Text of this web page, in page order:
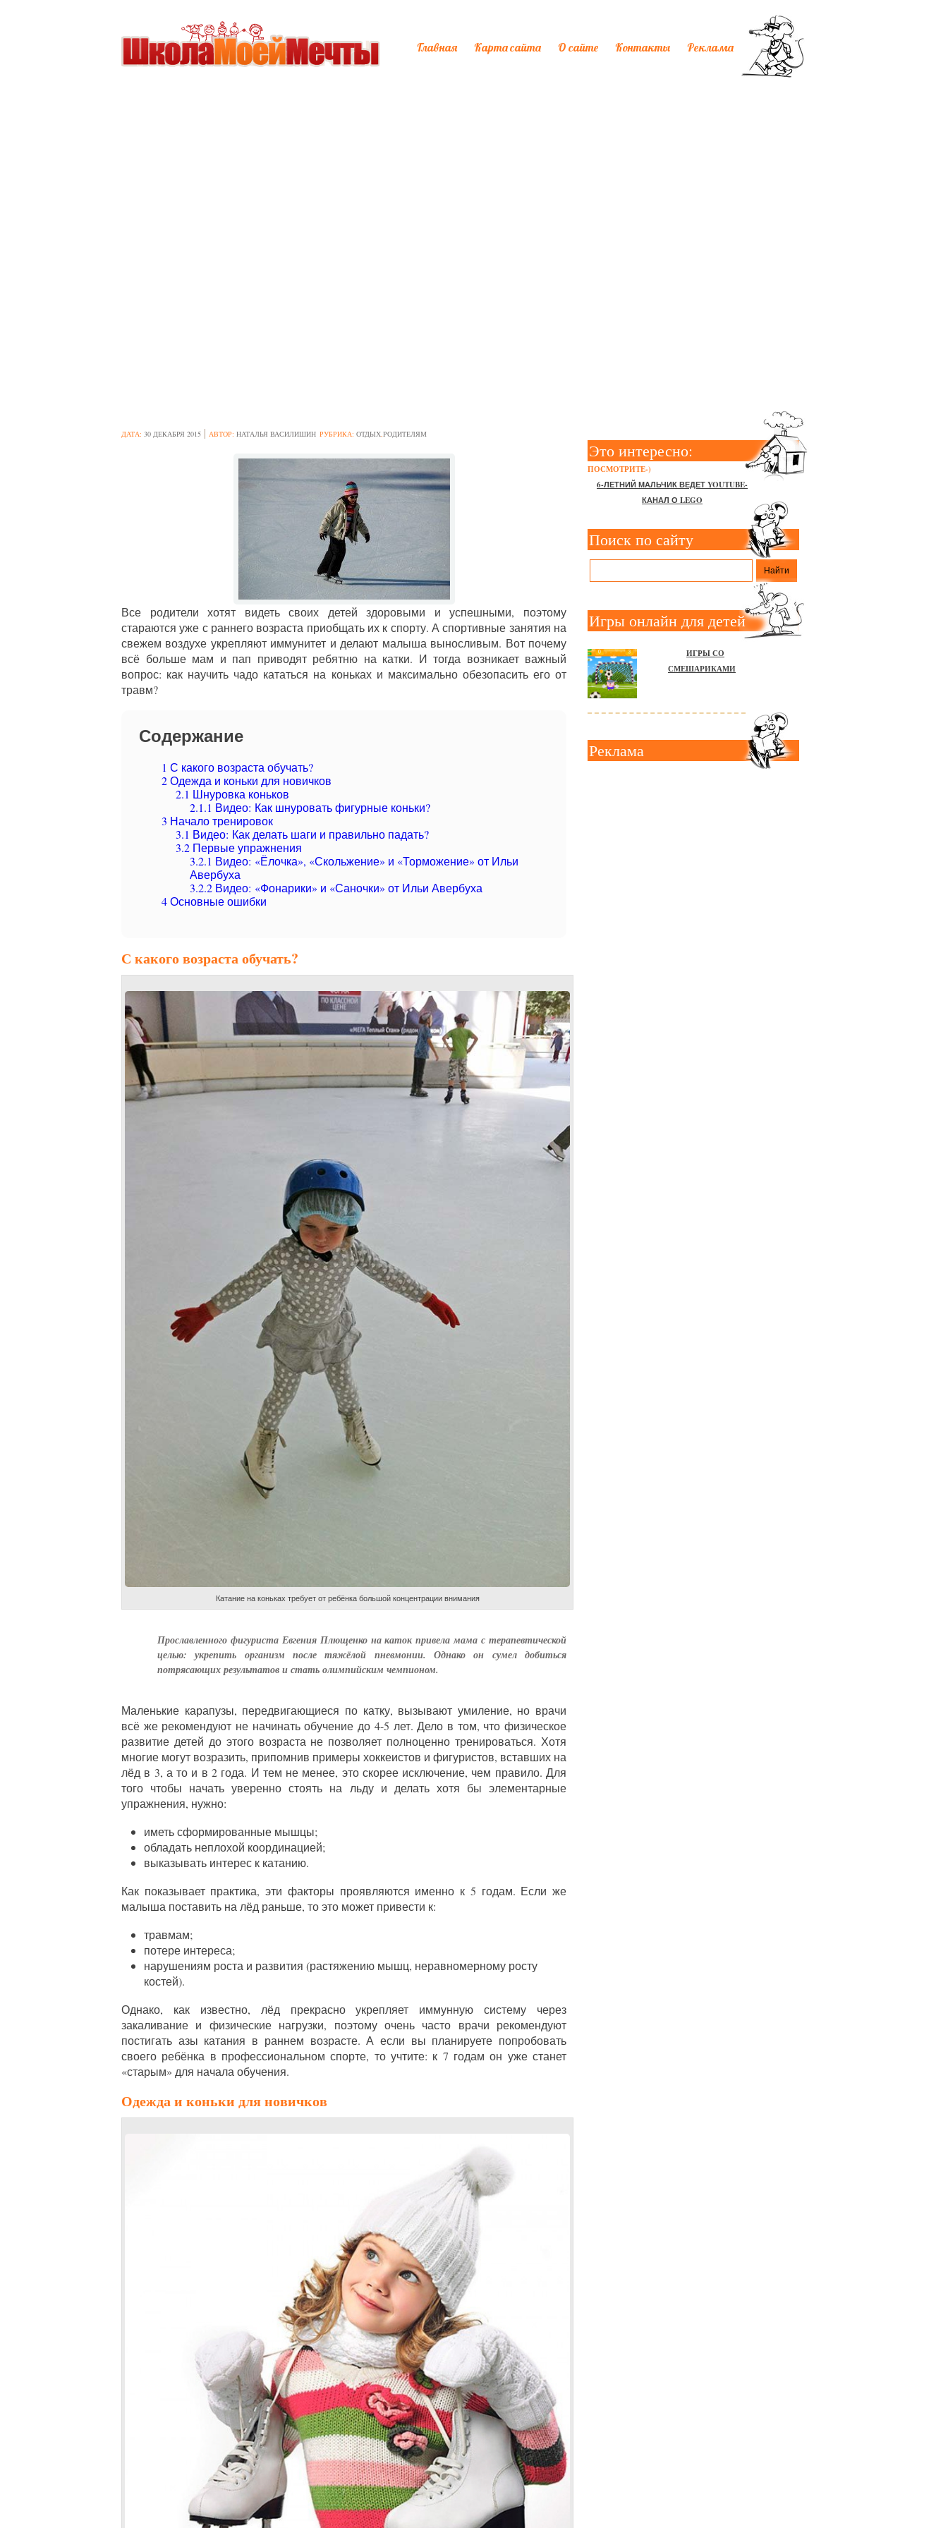
Главная Карта сайта О сайте Контакты Реклама
ДАТА: 30 ДЕКАБРЯ 2015 АВТОР: НАТАЛЬЯ ВАСИЛИШИН РУБРИКА: ОТДЫХ,РОДИТЕЛЯМ
Все родители хотят видеть своих детей здоровыми и успешными, поэтому
стараются уже с раннего возраста приобщать их к спорту. А спортивные занятия на
свежем воздухе укрепляют иммунитет и делают малыша выносливым. Вот почему
всё больше мам и пап приводят ребятню на катки. И тогда возникает важный
вопрос: как научить чадо кататься на коньках и максимально обезопасить его от
травм?
Содержание
1 С какого возраста обучать?
2Одежда и коньки для новичков
2.1 Шнуровка коньков
2.1.1 Видео: Как шнуровать фигурные коньки?
3 Начало тренировок
3.1 Видео: Как делать шаги и правильно падать?
3.2 Первые упражнения
3.2.1 Видео: «Ёлочка», «Скольжение» и «Торможение» от Ильи
Авербуха
3.2.2 Видео: «Фонарики» и «Саночки» от Ильи Авербуха
4Основные ошибки
С какого возраста обучать?
Катание на коньках требует от ребёнка большой концентрации внимания
Прославленного фигуриста Евгения Плющенко на каток привела мама с терапевтической
целью: укрепить организм после тяжёлой пневмонии. Однако он сумел добиться
потрясающих результатов и стать олимпийским чемпионом.
Маленькие карапузы, передвигающиеся по катку, вызывают умиление, но врачи
всё же рекомендуют не начинать обучение до 4-5 лет. Дело в том, что физическое
развитие детей до этого возраста не позволяет полноценно тренироваться. Хотя
многие могут возразить, припомнив примеры хоккеистов и фигуристов, вставших на
лёд в 3, а то и в 2 года. И тем не менее, это скорее исключение, чем правило. Для
того чтобы начать уверенно стоять на льду и делать хотя бы элементарные
упражнения, нужно:
иметь сформированные мышцы;
обладать неплохой координацией;
выказывать интерес к катанию.
Как показывает практика, эти факторы проявляются именно к 5 годам. Если же
малыша поставить на лёд раньше, то это может привести к:
травмам;
потере интереса;
нарушениям роста и развития (растяжению мышц, неравномерному росту
костей).
Однако, как известно, лёд прекрасно укрепляет иммунную систему через
закаливание и физические нагрузки, поэтому очень часто врачи рекомендуют
постигать азы катания в раннем возрасте. А если вы планируете попробовать
своего ребёнка в профессиональном спорте, то учтите: к 7 годам он уже станет
«старым» для начала обучения.
Одежда и коньки для новичков
Это интересно:
ПОСМОТРИТЕ-)
6-ЛЕТНИЙ МАЛЬЧИК ВЕДЕТ YOUTUBE-
КАНАЛ О LEGO
Поиск по сайту
Игры онлайн для детей
ИГРЫ СО
СМЕШАРИКАМИ
Реклама